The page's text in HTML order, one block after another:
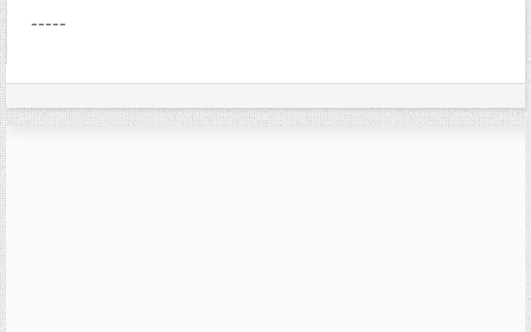
-----